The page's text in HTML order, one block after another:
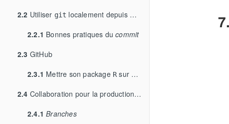
2.2 Utiliser git localement depuis RStudio
2.2.1 Bonnes pratiques ducommit
2.3 GitHub
2.3.1 Mettre son package Rsur GitHub
2.4 Collaboration pour la production du code
2.4.1 Branches